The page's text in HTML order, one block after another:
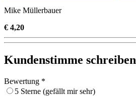
Mike Müllerbauer
€ 4,20
Kundenstimme schreiben
Bewertung *
5 Sterne (gefällt mir sehr)